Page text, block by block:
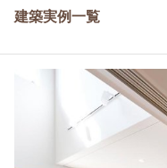
建築実例一覧